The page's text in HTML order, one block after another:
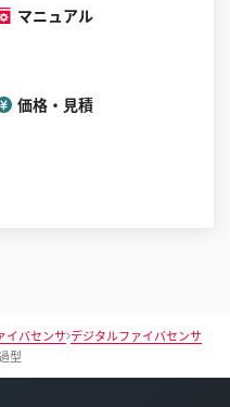
マニュアル
価格・見積
イバセンサ デジタルファイバセンサ
型